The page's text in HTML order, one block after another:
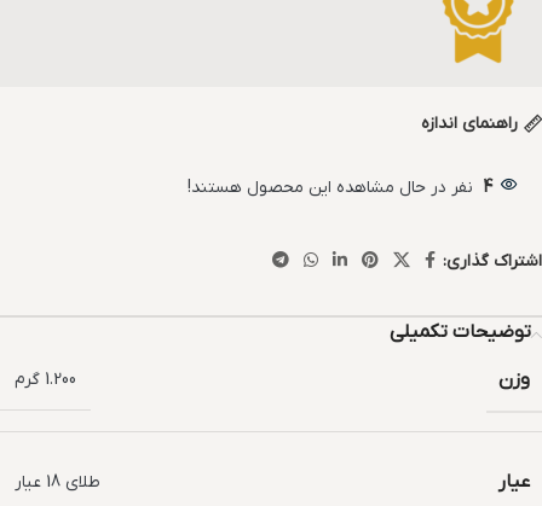
راهنمای اندازه
4 نفر در حال مشاهده این محصول هستند!
اشتراک گذاری:
توضیحات تکمیلی
وزن
1.200 گرم
عیار طلای 18 عیار